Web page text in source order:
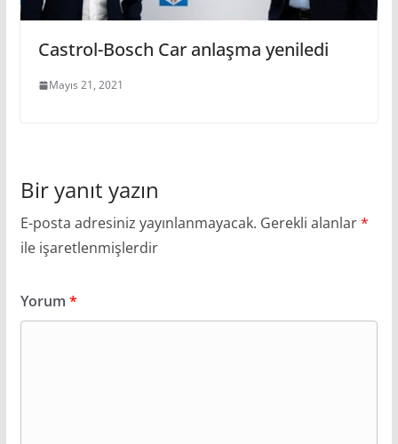
Castrol-Bosch Car anlaşma yeniledi
Mayıs 21, 2021
Bir yanıt yazın
E-posta adresiniz yayınlanmayacak. Gerekli alanlar*
ile işaretlenmişlerdir
Yorum *